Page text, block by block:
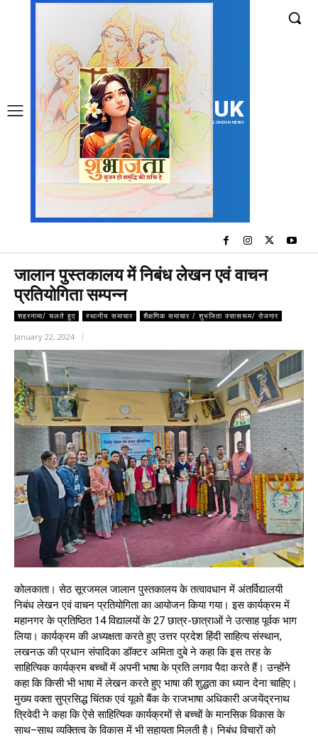
UK
LONDON NEWS
जालान पुस्तकालय में निबंध लेखन एवं वाचन
प्रतियोगिता सम्पन्न
शहरनामा/ चलते हुए स्थानीय समाचार शैक्षणिक समाचार / शुभजिता क्सासरूम/ रोजगार
January 22, 2024
कोलकाता। सेठ सूरजमल जालान पुस्तकालय के तत्वावधान में अंतर्विद्यालयी
निबंध लेखन एवं वाचन प्रतियोगिता का आयोजन किया गया। इस कार्यक्रम में
महानगर के प्रतिष्ठित 14 विद्यालयों के 27 छात्र-छात्राओं ने उत्साह पूर्वक भाग
लिया। कार्यक्रम की अध्यक्षता करते हुए उत्तर प्रदेश हिंदी साहित्य संस्थान,
लखनऊ की प्रधान संपादिका डॉक्टर अमिता दुबे ने कहा कि इस तरह के
साहित्यिक कार्यक्रम बच्चों में अपनी भाषा के प्रति लगाव पैदा करते हैं। उन्होंने
कहा कि किसी भी भाषा में लेखन करते हुए भाषा की शुद्धता का ध्यान देना चाहिए।
मुख्य वक्ता सुप्रसिद्ध चिंतक एवं यूको बैंक के राजभाषा अधिकारी अजयेंद्रनाथ
त्रिवेदी ने कहा कि ऐसे साहित्यिक कार्यक्रमों से बच्चों के मानसिक विकास के
साथ–साथ व्यक्तित्व के विकास में भी सहायता मिलती है। निबंध विचारों को